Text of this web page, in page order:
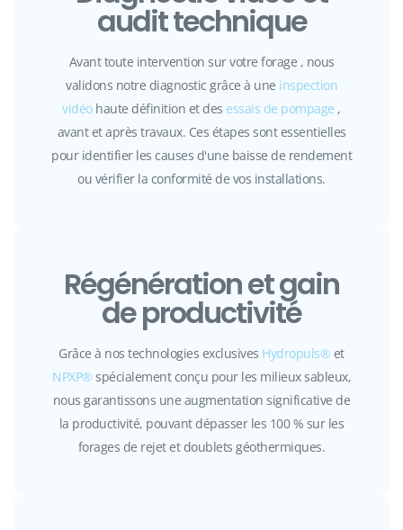
audit technique
Avant toute intervention sur votre forage , nous
validons notre diagnostic grâce à une inspection
vidéo haute définition et des essais de pompage ,
avant et après travaux. Ces étapes sont essentielles
pour identifier les causes d'une baisse de rendement
ou vérifier la conformité de vos installations.
Régénération et gain
de productivité
Grâce à nos technologies exclusives Hydropuls® et
NPXP® spécialement conçu pour les milieux sableux,
nous garantissons une augmentation significative de
la productivité, pouvant dépasser les 100 % sur les
forages de rejet et doublets géothermiques.